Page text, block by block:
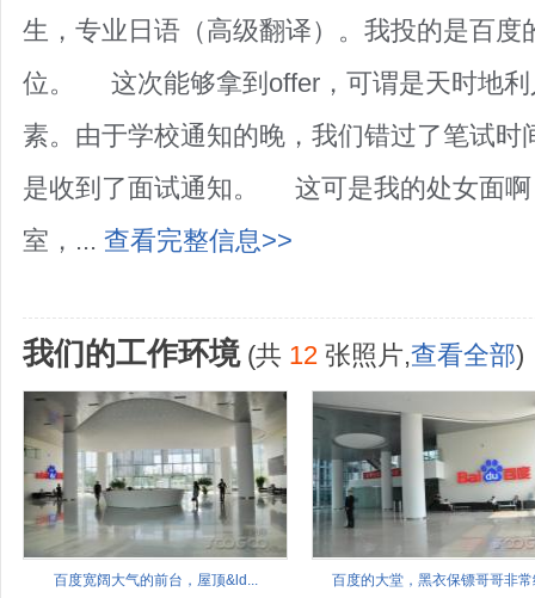
生，专业日语（高级翻译）。我投的是百度
位。 这次能够拿到offer，可谓是天时地利
素。由于学校通知的晚，我们错过了笔试
是收到了面试通知。 这可是我的处女面啊
室，... 查看完整信息>>
我们的工作环境(共 12 张照片,查看全部)
百度宽阔大气的前台，屋顶&ld... 百度的大堂，黑衣保镖哥哥非常